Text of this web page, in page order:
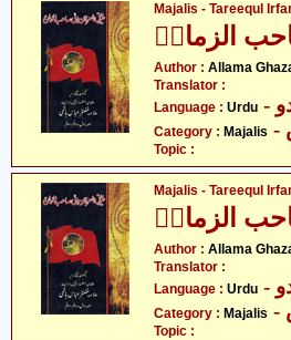
Majalis - Tareequl
الزمانؑ
Author : Allama
Translator :
Language : Urdu
Category : Majalis
Topic :
Majalis - Tareequl
الزمانؑ
Author : Allama
Translator :
Language : Urdu
Category : Majalis
Topic :